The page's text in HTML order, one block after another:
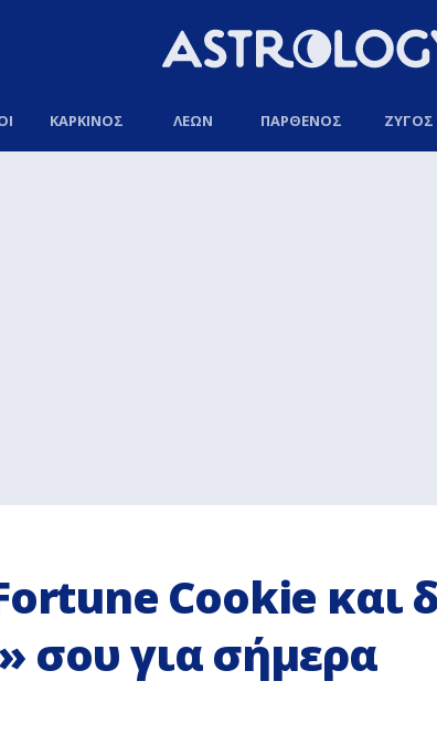
ΚΑΡΚΙΝΟΣ ΛΕΩΝ ΠΑΡΘΕΝΟΣ ΖΥΓΟΣ
Cookie και
σου για σήμερα